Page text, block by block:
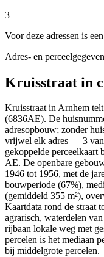
3
Voor deze adressen is
Adres- en
Kruisstraat in
Kruisstraat in Arnhem
(6836AE). De
adresopbouw; zonder
vrijwel elk adres — 3
gekoppelde perceelkaart
AE. De openbare
1946 tot 1956, met de
bouwperiode (67%),
(gemiddeld 355 m²),
Kaartdata rond de straat
agrarisch, waterdelen
rijbaan lokale weg met
percelen is het mediaan
bij middelgrote percelen.